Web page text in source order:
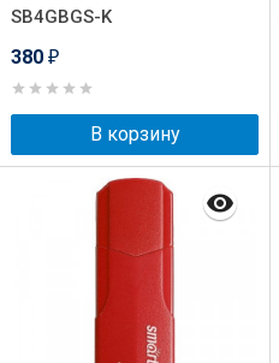
SB4GBGS-K
380 ₽
В корзину